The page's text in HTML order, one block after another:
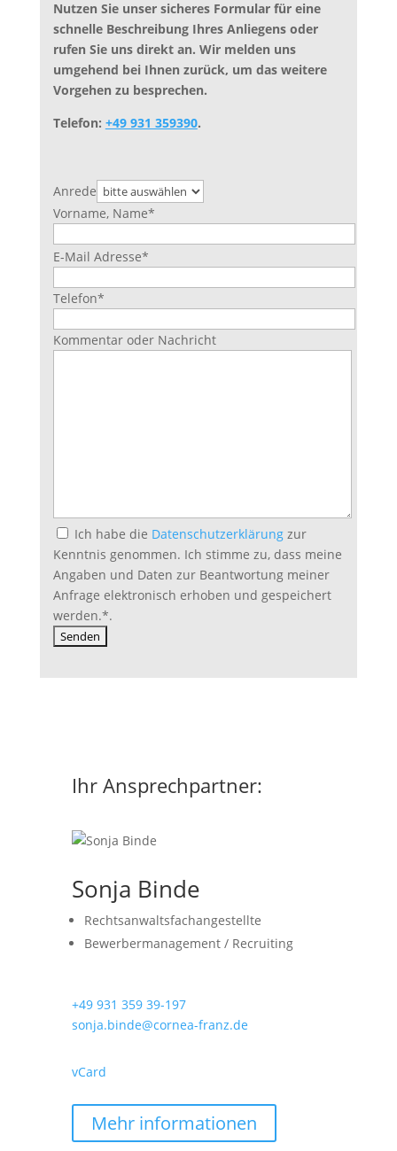
Nutzen Sie unser sicheres Formular für eine
schnelle Beschreibung Ihres Anliegens oder
rufen Sie uns direkt an. Wir melden uns
umgehend bei Ihnen zurück, um das weitere
Vorgehen zu besprechen.
Telefon: +49 931 359390.
Anrede
Vorname, Name*
Bitte
dieses
leer.
E-Mail Adresse*
Telefon*
Kommentar oder Nachricht
Ich habe die Datenschutzerklärungzur
Kenntnis genommen. Ich stimme zu, dass meine
Angaben und Daten zur Beantwortung meiner
Anfrage elektronisch erhoben und gespeichert
werden.*.
Ihr Ansprechpartner:
Sonja Binde
Rechtsanwaltsfachangestellte
Bewerbermanagement / Recruiting
+49 931 359 39-197
sonja.binde@cornea-franz.de
vCard
Mehr informationen